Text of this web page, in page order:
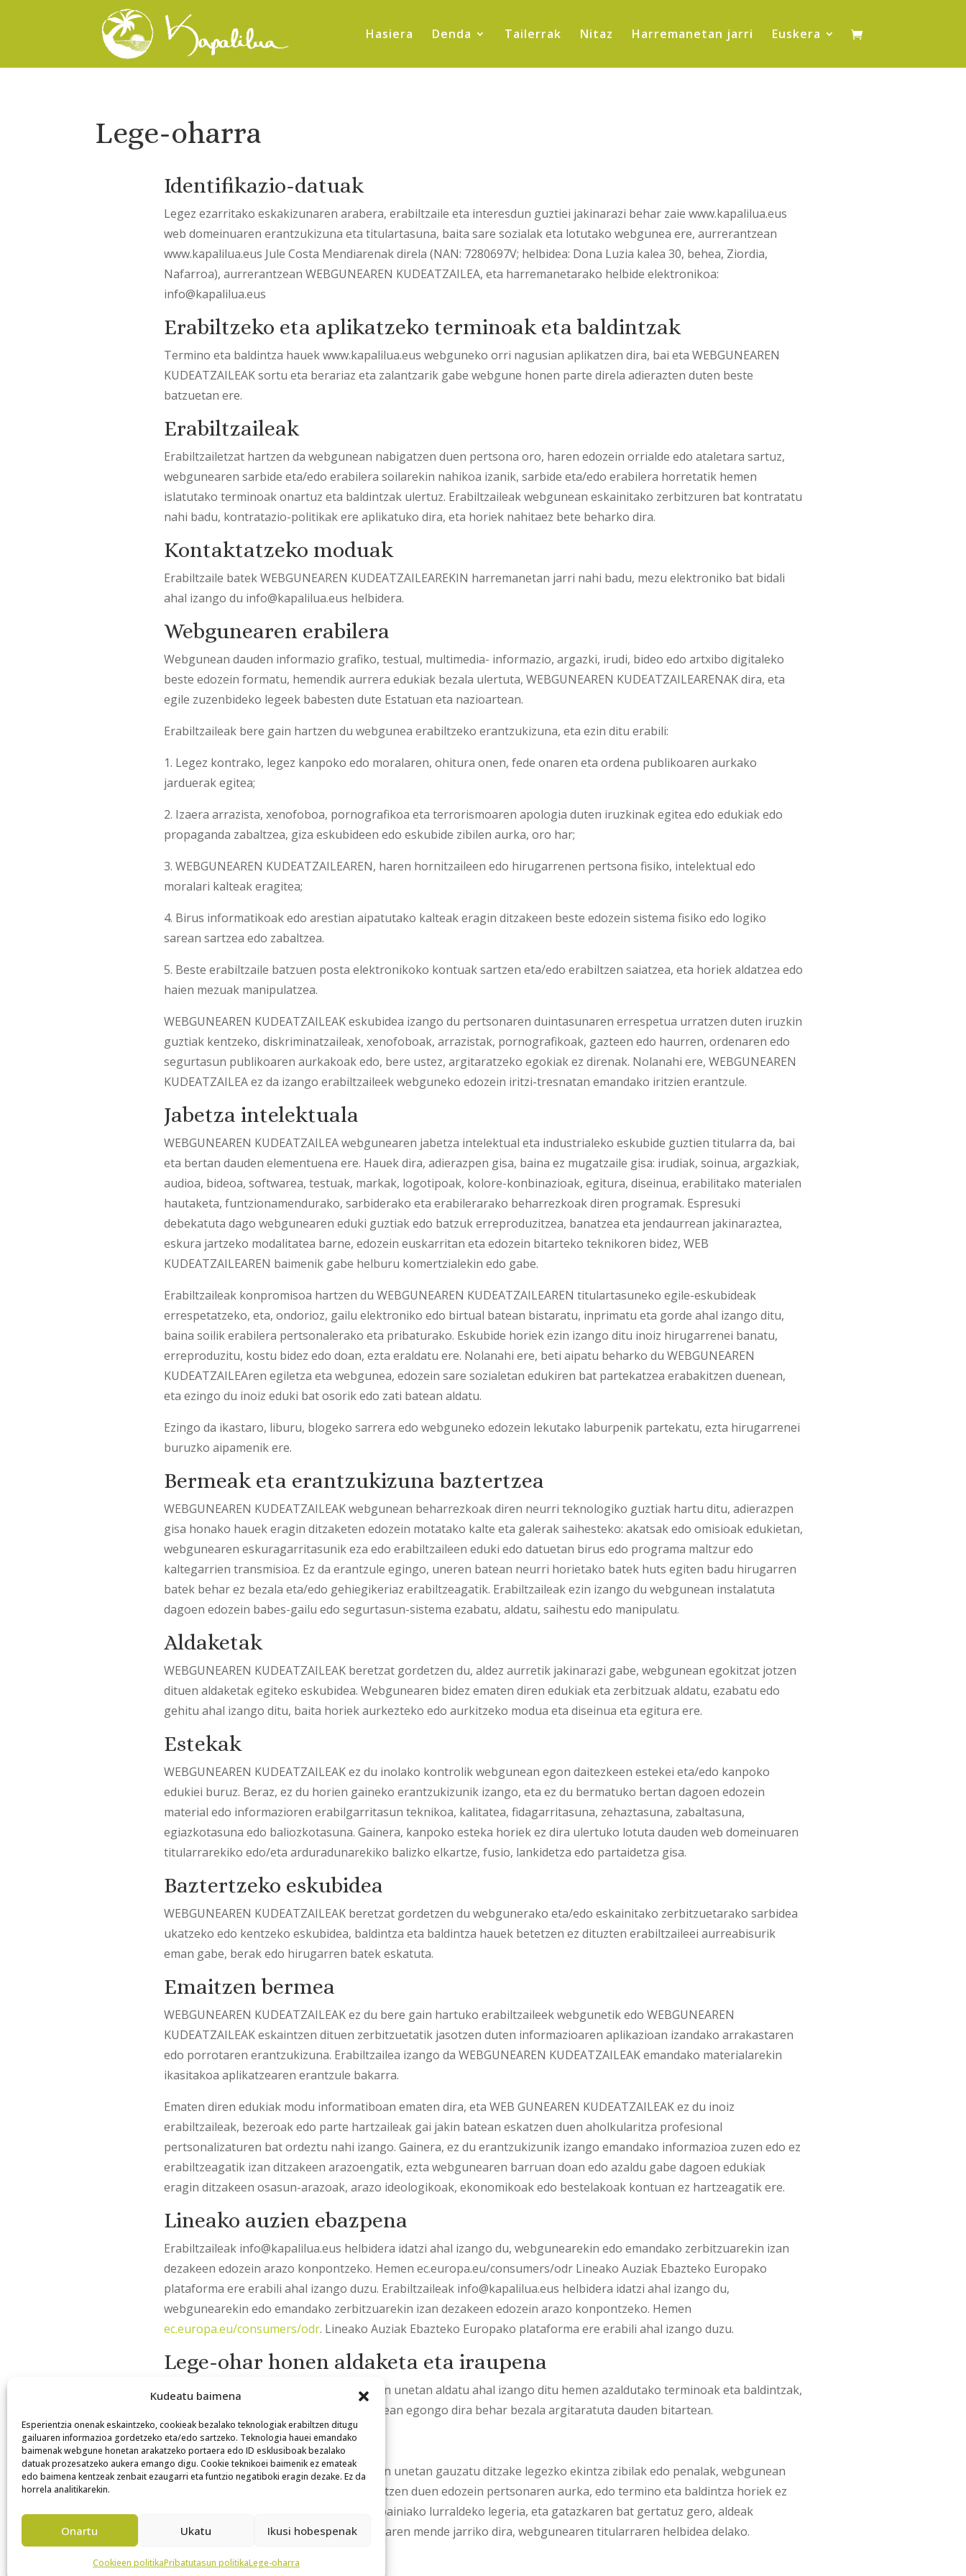
Kudeatu baimena
Esperientzia onenak eskaintzeko, cookieak bezalako teknologiak erabiltzen ditugu
gailuaren informazioa gordetzeko eta/edo sartzeko. Teknologia hauei emandako
baimenak webgune honetan arakatzeko portaera edo ID esklusiboak bezalako
datuak prozesatzeko aukera emango digu. Cookie teknikoei baimenik ez emateak
edo baimena kentzeak zenbait ezaugarri eta funtzio negatiboki eragin dezake. Ez da
horrela analitikarekin.
Onartu Ukatu Ikusi hobespenak
Cookieen politikaPribatutasun politikaLege-oharra
Hasiera Denda Tailerrak Nitaz Harremanetan jarri Euskera
Lege-oharra
Identifikazio-datuak
Legez ezarritako eskakizunaren arabera, erabiltzaile eta interesdun guztiei jakinarazi behar zaie www.kapalilua.eus
web domeinuaren erantzukizuna eta titulartasuna, baita sare sozialak eta lotutako webgunea ere, aurrerantzean
www.kapalilua.eus Jule Costa Mendiarenak direla (NAN: 7280697V; helbidea: Dona Luzia kalea 30, behea, Ziordia,
Nafarroa), aurrerantzean WEBGUNEAREN KUDEATZAILEA, eta harremanetarako helbide elektronikoa:
info@kapalilua.eus
Erabiltzeko eta aplikatzeko terminoak eta baldintzak
Termino eta baldintza hauek www.kapalilua.eus webguneko orri nagusian aplikatzen dira, bai eta WEBGUNEAREN
KUDEATZAILEAK sortu eta berariaz eta zalantzarik gabe webgune honen parte direla adierazten duten beste
batzuetan ere.
Erabiltzaileak
Erabiltzailetzat hartzen da webgunean nabigatzen duen pertsona oro, haren edozein orrialde edo ataletara sartuz,
webgunearen sarbide eta/edo erabilera soilarekin nahikoa izanik, sarbide eta/edo erabilera horretatik hemen
islatutako terminoak onartuz eta baldintzak ulertuz. Erabiltzaileak webgunean eskainitako zerbitzuren bat kontratatu
nahi badu, kontratazio-politikak ere aplikatuko dira, eta horiek nahitaez bete beharko dira.
Kontaktatzeko moduak
Erabiltzaile batek WEBGUNEAREN KUDEATZAILEAREKIN harremanetan jarri nahi badu, mezu elektroniko bat bidali
ahal izango du info@kapalilua.eus helbidera.
Webgunearen erabilera
Webgunean dauden informazio grafiko, testual, multimedia- informazio, argazki, irudi, bideo edo artxibo digitaleko
beste edozein formatu, hemendik aurrera edukiak bezala ulertuta, WEBGUNEAREN KUDEATZAILEARENAK dira, eta
egile zuzenbideko legeek babesten dute Estatuan eta nazioartean.
Erabiltzaileak bere gain hartzen du webgunea erabiltzeko erantzukizuna, eta ezin ditu erabili:
1. Legez kontrako, legez kanpoko edo moralaren, ohitura onen, fede onaren eta ordena publikoaren aurkako
jarduerak egitea;
2. Izaera arrazista, xenofoboa, pornografikoa eta terrorismoaren apologia duten iruzkinak egitea edo edukiak edo
propaganda zabaltzea, giza eskubideen edo eskubide zibilen aurka, oro har;
3. WEBGUNEAREN KUDEATZAILEAREN, haren hornitzaileen edo hirugarrenen pertsona fisiko, intelektual edo
moralari kalteak eragitea;
4. Birus informatikoak edo arestian aipatutako kalteak eragin ditzakeen beste edozein sistema fisiko edo logiko
sarean sartzea edo zabaltzea.
5. Beste erabiltzaile batzuen posta elektronikoko kontuak sartzen eta/edo erabiltzen saiatzea, eta horiek aldatzea edo
haien mezuak manipulatzea.
WEBGUNEAREN KUDEATZAILEAK eskubidea izango du pertsonaren duintasunaren errespetua urratzen duten iruzkin
guztiak kentzeko, diskriminatzaileak, xenofoboak, arrazistak, pornografikoak, gazteen edo haurren, ordenaren edo
segurtasun publikoaren aurkakoak edo, bere ustez, argitaratzeko egokiak ez direnak. Nolanahi ere, WEBGUNEAREN
KUDEATZAILEA ez da izango erabiltzaileek webguneko edozein iritzi-tresnatan emandako iritzien erantzule.
Jabetza intelektuala
WEBGUNEAREN KUDEATZAILEA webgunearen jabetza intelektual eta industrialeko eskubide guztien titularra da, bai
eta bertan dauden elementuena ere. Hauek dira, adierazpen gisa, baina ez mugatzaile gisa: irudiak, soinua, argazkiak,
audioa, bideoa, softwarea, testuak, markak, logotipoak, kolore-konbinazioak, egitura, diseinua, erabilitako materialen
hautaketa, funtzionamendurako, sarbiderako eta erabilerarako beharrezkoak diren programak. Espresuki
debekatuta dago webgunearen eduki guztiak edo batzuk erreproduzitzea, banatzea eta jendaurrean jakinaraztea,
eskura jartzeko modalitatea barne, edozein euskarritan eta edozein bitarteko teknikoren bidez, WEB
KUDEATZAILEAREN baimenik gabe helburu komertzialekin edo gabe.
Erabiltzaileak konpromisoa hartzen du WEBGUNEAREN KUDEATZAILEAREN titulartasuneko egile-eskubideak
errespetatzeko, eta, ondorioz, gailu elektroniko edo birtual batean bistaratu, inprimatu eta gorde ahal izango ditu,
baina soilik erabilera pertsonalerako eta pribaturako. Eskubide horiek ezin izango ditu inoiz hirugarrenei banatu,
erreproduzitu, kostu bidez edo doan, ezta eraldatu ere. Nolanahi ere, beti aipatu beharko du WEBGUNEAREN
KUDEATZAILEAren egiletza eta webgunea, edozein sare sozialetan edukiren bat partekatzea erabakitzen duenean,
eta ezingo du inoiz eduki bat osorik edo zati batean aldatu.
Ezingo da ikastaro, liburu, blogeko sarrera edo webguneko edozein lekutako laburpenik partekatu, ezta hirugarrenei
buruzko aipamenik ere.
Bermeak eta erantzukizuna baztertzea
WEBGUNEAREN KUDEATZAILEAK webgunean beharrezkoak diren neurri teknologiko guztiak hartu ditu, adierazpen
gisa honako hauek eragin ditzaketen edozein motatako kalte eta galerak saihesteko: akatsak edo omisioak edukietan,
webgunearen eskuragarritasunik eza edo erabiltzaileen eduki edo datuetan birus edo programa maltzur edo
kaltegarrien transmisioa. Ez da erantzule egingo, uneren batean neurri horietako batek huts egiten badu hirugarren
batek behar ez bezala eta/edo gehiegikeriaz erabiltzeagatik. Erabiltzaileak ezin izango du webgunean instalatuta
dagoen edozein babes-gailu edo segurtasun-sistema ezabatu, aldatu, saihestu edo manipulatu.
Aldaketak
WEBGUNEAREN KUDEATZAILEAK beretzat gordetzen du, aldez aurretik jakinarazi gabe, webgunean egokitzat jotzen
dituen aldaketak egiteko eskubidea. Webgunearen bidez ematen diren edukiak eta zerbitzuak aldatu, ezabatu edo
gehitu ahal izango ditu, baita horiek aurkezteko edo aurkitzeko modua eta diseinua eta egitura ere.
Estekak
WEBGUNEAREN KUDEATZAILEAK ez du inolako kontrolik webgunean egon daitezkeen estekei eta/edo kanpoko
edukiei buruz. Beraz, ez du horien gaineko erantzukizunik izango, eta ez du bermatuko bertan dagoen edozein
material edo informazioren erabilgarritasun teknikoa, kalitatea, fidagarritasuna, zehaztasuna, zabaltasuna,
egiazkotasuna edo baliozkotasuna. Gainera, kanpoko esteka horiek ez dira ulertuko lotuta dauden web domeinuaren
titularrarekiko edo/eta arduradunarekiko balizko elkartze, fusio, lankidetza edo partaidetza gisa.
Baztertzeko eskubidea
WEBGUNEAREN KUDEATZAILEAK beretzat gordetzen du webgunerako eta/edo eskainitako zerbitzuetarako sarbidea
ukatzeko edo kentzeko eskubidea, baldintza eta baldintza hauek betetzen ez dituzten erabiltzaileei aurreabisurik
eman gabe, berak edo hirugarren batek eskatuta.
Emaitzen bermea
WEBGUNEAREN KUDEATZAILEAK ez du bere gain hartuko erabiltzaileek webgunetik edo WEBGUNEAREN
KUDEATZAILEAK eskaintzen dituen zerbitzuetatik jasotzen duten informazioaren aplikazioan izandako arrakastaren
edo porrotaren erantzukizuna. Erabiltzailea izango da WEBGUNEAREN KUDEATZAILEAK emandako materialarekin
ikasitakoa aplikatzearen erantzule bakarra.
Ematen diren edukiak modu informatiboan ematen dira, eta WEB GUNEAREN KUDEATZAILEAK ez du inoiz
erabiltzaileak, bezeroak edo parte hartzaileak gai jakin batean eskatzen duen aholkularitza profesional
pertsonalizaturen bat ordeztu nahi izango. Gainera, ez du erantzukizunik izango emandako informazioa zuzen edo ez
erabiltzeagatik izan ditzakeen arazoengatik, ezta webgunearen barruan doan edo azaldu gabe dagoen edukiak
eragin ditzakeen osasun-arazoak, arazo ideologikoak, ekonomikoak edo bestelakoak kontuan ez hartzeagatik ere.
Lineako auzien ebazpena
Erabiltzaileak info@kapalilua.eus helbidera idatzi ahal izango du, webgunearekin edo emandako zerbitzuarekin izan
dezakeen edozein arazo konpontzeko. Hemen ec.europa.eu/consumers/odr Lineako Auziak Ebazteko Europako
plataforma ere erabili ahal izango duzu. Erabiltzaileak info@kapalilua.eus helbidera idatzi ahal izango du,
webgunearekin edo emandako zerbitzuarekin izan dezakeen edozein arazo konpontzeko. Hemen
ec.europa.eu/consumers/odr. Lineako Auziak Ebazteko Europako plataforma ere erabili ahal izango duzu.
Lege-ohar honen aldaketa eta iraupena
WEBGUNEAREN KUDEATZAILEAK edozein unetan aldatu ahal izango ditu hemen azaldutako terminoak eta baldintzak,
aldez aurretik jakinarazi gabe, eta indarrean egongo dira behar bezala argitaratuta dauden bitartean.
Legezko akzioak
WEBGUNEAREN KUDEATZAILEAK edozein unetan gauzatu ditzake legezko ekintza zibilak edo penalak, webgunean
azaldutako edukia behar ez bezala erabiltzen duen edozein pertsonaren aurka, edo termino eta baldintza horiek ez
betetzeagatik. Une oro aplikatuko da Espainiako lurraldeko legeria, eta gatazkaren bat gertatuz gero, aldeak
Ziordiako (Nafarroa, Espainia) jurisdikzioaren mende jarriko dira, webgunearen titularraren helbidea delako.